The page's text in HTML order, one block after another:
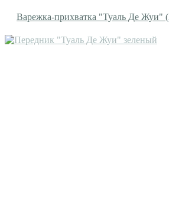
Варежка-прихватка "Туаль Де Жуи"